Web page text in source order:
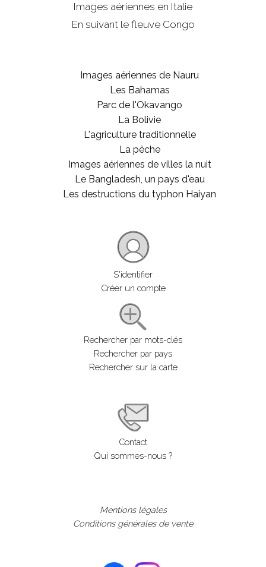
Images aériennes en Italie
En suivant le fleuve Congo
Images aériennes de Nauru
Les Bahamas
Parc de l'Okavango
La Bolivie
L'agriculture traditionnelle
La pêche
Images aériennes de villes la nuit
Le Bangladesh, un pays d'eau
Les destructions du typhon Haiyan
S'identifier
Créer un compte
Rechercher par mots-clés
Rechercher par pays
Rechercher sur la carte
Contact
Qui sommes-nous ?
Mentions légales
Conditions générales de vente